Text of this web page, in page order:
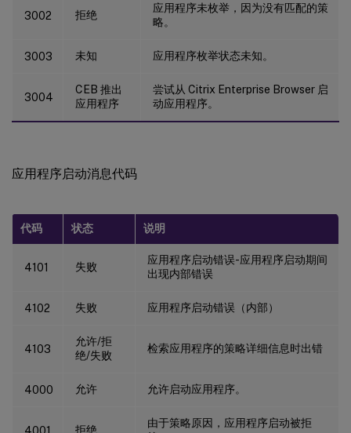
3002 拒绝
应用程序未枚举，因为没有匹配的策
略。
3003 未知 应用程序枚举状态未知。
3004
CEB 推出
应用程序
尝试从 Citrix Enterprise Browser 启
动应用程序。
应用程序启动消息代码
代码 状态 说明
4101 失败
应用程序启动错误-应用程序启动期间
出现内部错误
4102 失败 应用程序启动错误（内部）
4103
允许/拒
绝/失败
检索应用程序的策略详细信息时出错
4000 允许 允许启动应用程序。
4001 拒绝
由于策略原因，应用程序启动被拒